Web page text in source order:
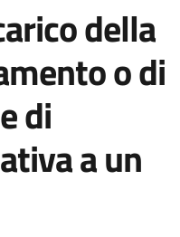
della
o di
di
a un